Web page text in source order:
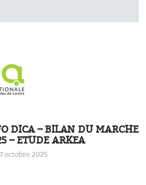
DICA – BILAN DU MARCHE
– ETUDE ARKEA
octobre 2025